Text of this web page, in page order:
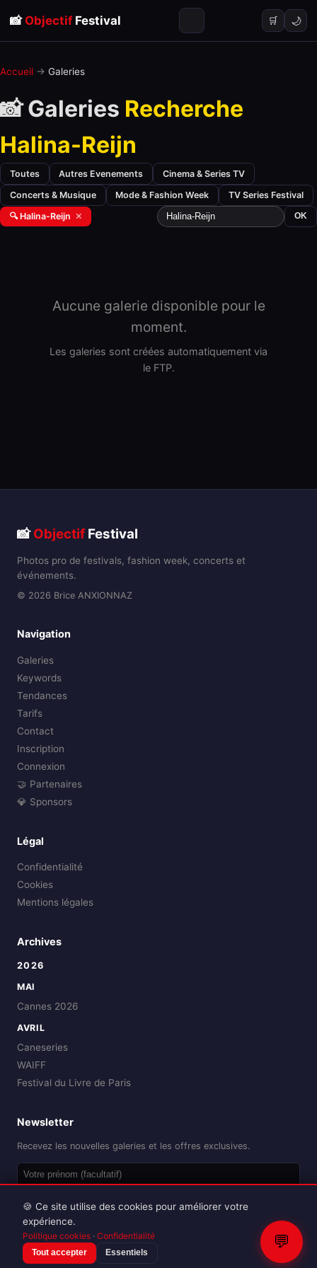
📸 ObjectifFestival 🛒 🌙
Accueil → Galeries
📸 Galeries Recherche
Halina-Reijn
Toutes Autres Evenements Cinema & Series TV
Concerts & Musique Mode & Fashion Week TV Series Festival
🔍 Halina-Reijn ✕ OK
Aucune galerie disponible pour le
moment.
Les galeries sont créées automatiquement via
le FTP.
📸Objectif Festival
Photos pro de festivals, fashion week, concerts et
événements.
© 2026 Brice ANXIONNAZ
Navigation
Galeries
Keywords
Tendances
Tarifs
Contact
Inscription
Connexion
🤝 Partenaires
💎 Sponsors
Légal
Confidentialité
Cookies
Mentions légales
Archives
2026
MAI
Cannes 2026
AVRIL
Caneseries
WAIFF
Festival du Livre de Paris
Newsletter
Recevez les nouvelles galeries et les offres exclusives.
Reproduction interdite sans autorisation.
💬
🍪 Ce site utilise des cookies pour améliorer votre
expérience.
Politique cookies · Confidentialité
Tout accepter Essentiels